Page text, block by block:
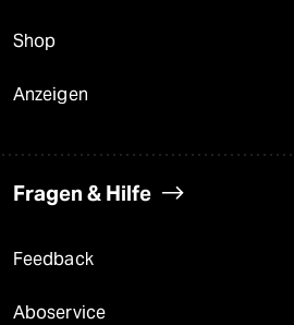
Shop
Anzeigen
Fragen & Hilfe
Feedback
Aboservice